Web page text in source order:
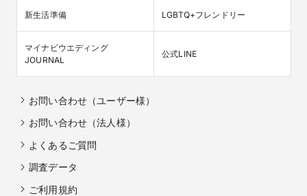
新生活準備 LGBTQ+フレンドリー
マイナビウエディング
JOURNAL
公式LINE
お問い合わせ（ユーザー様）
お問い合わせ（法人様）
よくあるご質問
調査データ
ご利用規約